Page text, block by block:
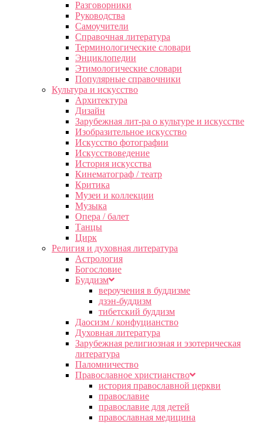
Разговорники
Руководства
Самоучители
Справочная литература
Терминологические словари
Энциклопедии
Этимологические словари
Популярные справочники
Культура и искусство
Архитектура
Дизайн
Зарубежная лит-ра о культуре и искусстве
Изобразительное искусство
Искусство фотографии
Искусствоведение
История искусства
Кинематограф / театр
Критика
Музеи и коллекции
Музыка
Опера / балет
Танцы
Цирк
Религия и духовная литература
Астрология
Богословие
Буддизм
вероучения в буддизме
дзэн-буддизм
тибетский буддизм
Даосизм / конфуцианство
Духовная литература
Зарубежная религиозная и эзотерическая
литература
Паломничество
Православное христианство
история православной церкви
православие
православие для детей
православная медицина